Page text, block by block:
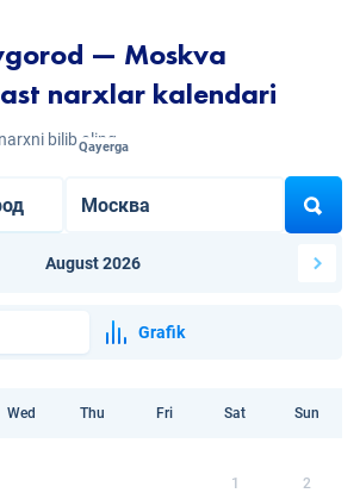
— Moskva
narxlar kalendari
bilib oling
Qayerga
August 2026
Grafik
Wed Thu Fri Sat Sun
1 2